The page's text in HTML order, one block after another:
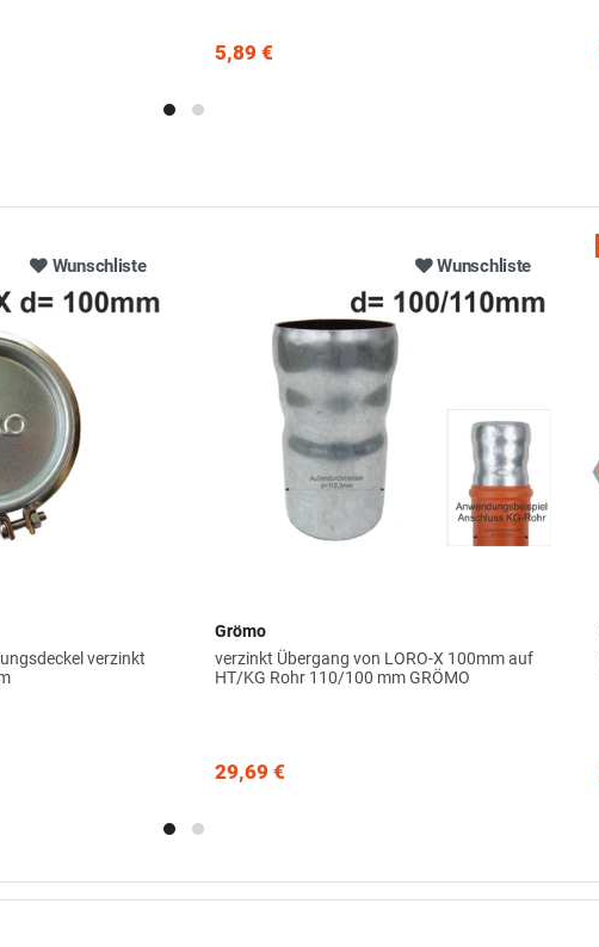
5,89 €
Wunschliste
verzinkt
Wunschliste
Grömo
verzinkt Übergang von LORO-X 100mm auf
HT/KG Rohr 110/100 mm GRÖMO
29,69 €